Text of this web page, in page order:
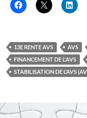
13E RENTE AVS AVS
FINANCEMENT DE L'AVS
STABILISATION DE L’AVS